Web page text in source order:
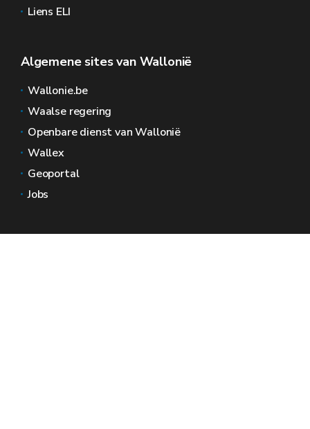
Liens ELI
Algemene sites van Wallonië
Wallonie.be
Waalse regering
Openbare dienst van Wallonië
Wallex
Geoportal
Jobs